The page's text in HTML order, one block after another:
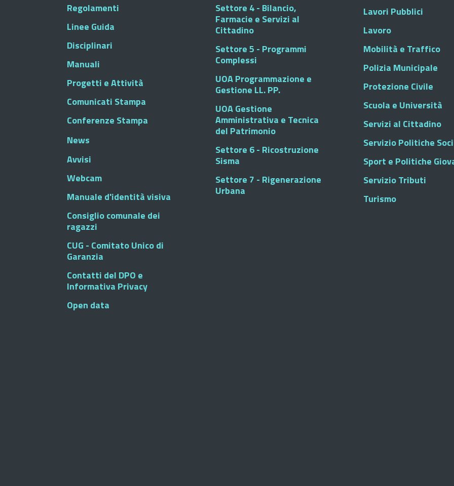
Regolamenti
Linee Guida
Disciplinari
Manuali
Progetti e Attività
Comunicati Stampa
Conferenze Stampa
News
Avvisi
Webcam
Manuale d'identità visiva
Consiglio comunale dei
ragazzi
CUG - Comitato Unico di
Garanzia
Contatti del DPO e
Informativa Privacy
Open data
Settore 4 - Bilancio,
Farmacie e Servizi al
Cittadino
Settore 5 - Programmi
Complessi
UOA Programmazione e
Gestione LL. PP.
UOA Gestione
Amministrativa e Tecnica
del Patrimonio
Settore 6 - Ricostruzione
Sisma
Settore 7 - Rigenerazione
Urbana
Lavori Pubblici
Lavoro
Mobilità e Traffico
Polizia Municipale
Protezione Civile
Scuola e Università
Servizi al Cittadino
Servizio Politiche
Sport e Politiche
Servizio Tributi
Turismo